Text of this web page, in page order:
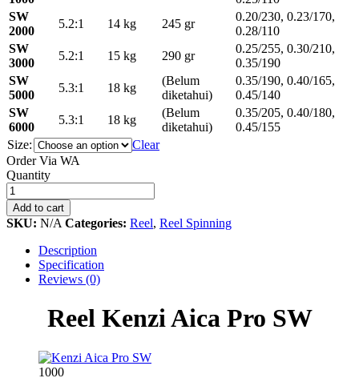
SW
2000
5.2:1 14 kg 245 gr
0.20/230, 0.23/170,
0.28/110
SW
3000
5.2:1 15 kg 290 gr
0.25/255, 0.30/210,
0.35/190
SW
5000
5.3:1 18 kg
(Belum
diketahui)
0.35/190, 0.40/165,
0.45/140
SW
6000
5.3:1 18 kg
(Belum
diketahui)
0.35/205, 0.40/180,
0.45/155
Size:
Clear
Order Via WA
Reel
Kenzi
Aica
Pro
SW
quantity
Quantity
Add to cart
SKU: N/A Categories: Reel, Reel Spinning
Description
Specification
Reviews (0)
Reel Kenzi Aica Pro SW
1000